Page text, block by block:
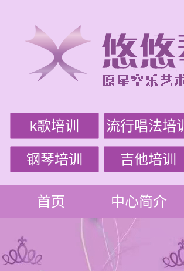
k歌培训 流行唱法培训
钢琴培训 吉他培训
首页 中心简介